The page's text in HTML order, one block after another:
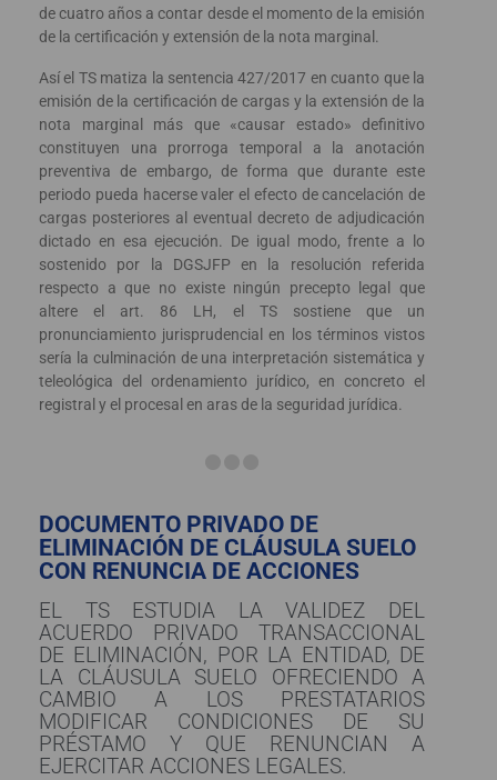
de cuatro años a contar desde el momento de la emisión
de la certificación y extensión de la nota marginal.
Así el TS matiza la sentencia 427/2017 en cuanto que la
emisión de la certificación de cargas y la extensión de la
nota marginal más que «causar estado» definitivo
constituyen una prorroga temporal a la anotación
preventiva de embargo, de forma que durante este
periodo pueda hacerse valer el efecto de cancelación de
cargas posteriores al eventual decreto de adjudicación
dictado en esa ejecución. De igual modo, frente a lo
sostenido por la DGSJFP en la resolución referida
respecto a que no existe ningún precepto legal que
altere el art. 86 LH, el TS sostiene que un
pronunciamiento jurisprudencial en los términos vistos
sería la culminación de una interpretación sistemática y
teleológica del ordenamiento jurídico, en concreto el
registral y el procesal en aras de la seguridad jurídica.
DOCUMENTO PRIVADO DE
ELIMINACIÓN DE CLÁUSULA SUELO
CON RENUNCIA DE ACCIONES
EL TS ESTUDIA LA VALIDEZ DEL
ACUERDO PRIVADO TRANSACCIONAL
DE ELIMINACIÓN, POR LA ENTIDAD, DE
LA CLÁUSULA SUELO OFRECIENDO A
CAMBIO A LOS PRESTATARIOS
MODIFICAR CONDICIONES DE SU
PRÉSTAMO Y QUE RENUNCIAN A
EJERCITAR ACCIONES LEGALES.